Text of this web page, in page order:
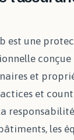
est une
conçue
et
et
les